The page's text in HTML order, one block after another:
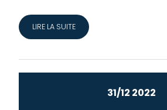
LIRE LA SUITE
31/12 2022